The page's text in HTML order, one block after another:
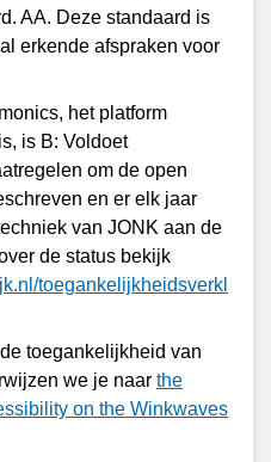
AA. Deze standaard is
erkende afspraken voor
het platform
is B: Voldoet
om de open
en er elk jaar
van JONK aan de
de status bekijk
toegankelijkheidsverkl
toegankelijkheid van
we je naar the
on the Winkwaves